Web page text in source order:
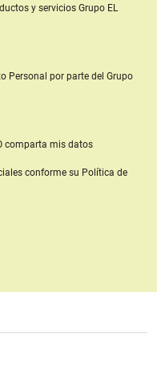
y serviciosGrupo EL
Personal por parte del Grupo
comparta mis datos
conforme su Política de